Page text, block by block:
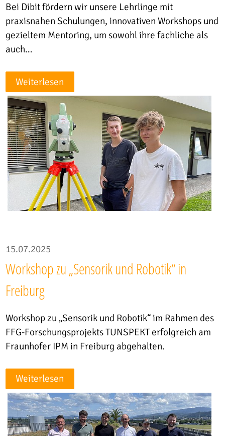
Bei Dibit fördern wir unsere Lehrlinge mit
praxisnahen Schulungen, innovativen Workshops und
gezieltem Mentoring, um sowohl ihre fachliche als
auch…
Weiterlesen
15.07.2025
Workshop zu „Sensorik und Robotik“ in
Freiburg
Workshop zu „Sensorik und Robotik“ im Rahmen des
FFG-Forschungsprojekts TUNSPEKT erfolgreich am
Fraunhofer IPM in Freiburg abgehalten.
Weiterlesen